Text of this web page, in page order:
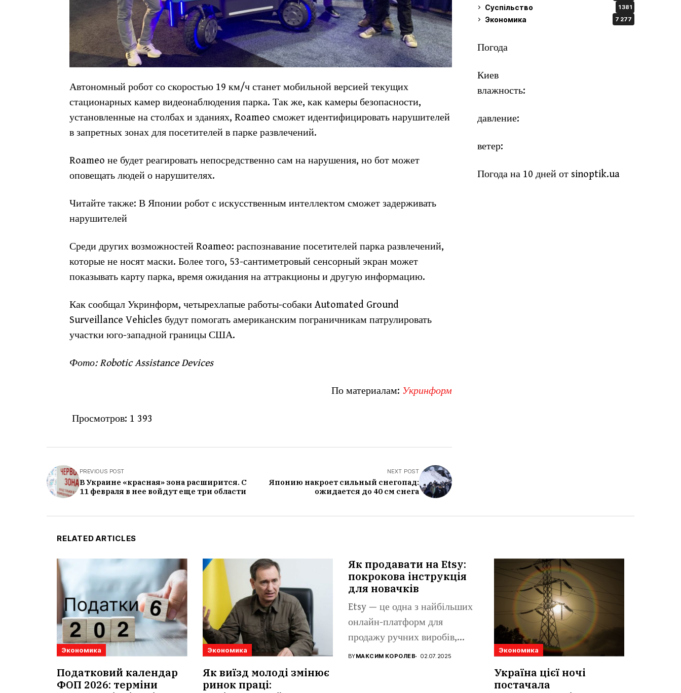
Автономный робот со скоростью 19 км/ч станет мобильной версией текущих
стационарных камер видеонаблюдения парка. Так же, как камеры безопасности,
установленные на столбах и зданиях, Roameo сможет идентифицировать нарушителей
в запретных зонах для посетителей в парке развлечений.
Roameo не будет реагировать непосредственно сам на нарушения, но бот может
оповещать людей о нарушителях.
Читайте также: В Японии робот с искусственным интеллектом сможет задерживать
нарушителей
Среди других возможностей Roameo: распознавание посетителей парка развлечений,
которые не носят маски. Более того, 53-сантиметровый сенсорный экран может
показывать карту парка, время ожидания на аттракционы и другую информацию.
Как сообщал Укринформ, четырехлапые работы-собаки Automated Ground
Surveillance Vehicles будут помогать американским пограничникам патрулировать
участки юго-западной границы США.
Фото: Robotic Assistance Devices
По материалам: Укринформ
Просмотров: 1 393
PREVIOUS POST
В Украине «красная» зона расширится. С
11 февраля в нее войдут еще три области
NEXT POST
Японию накроет сильный снегопад:
ожидается до 40 см снега
Суспільство 1 381
Экономика 7 277
Погода
Киев
влажность:
давление:
ветер:
Погода на 10 дней от sinoptik.ua
RELATED ARTICLES
Экономика
Податковий календар
ФОП 2026: терміни
Экономика
Як виїзд молоді змінює
ринок праці:
Як продавати на Etsy:
покрокова інструкція
для новачків
Etsy — це одна з найбільших
онлайн-платформ для
продажу ручних виробів,
вінтажних...
BYМАКСИМ КОРОЛЕВ 02.07.2025
Экономика
Україна цієї ночі
постачала